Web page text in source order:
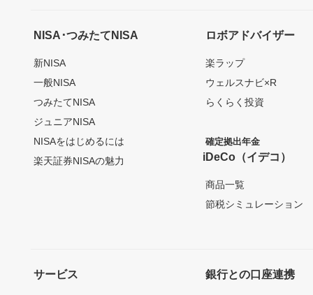
NISA･つみたてNISA
新NISA
一般NISA
つみたてNISA
ジュニアNISA
NISAをはじめるには
楽天証券NISAの魅力
ロボアドバイザー
楽ラップ
ウェルスナビ×R
らくらく投資
確定拠出年金
iDeCo（イデコ）
商品一覧
節税シミュレーション
サービス 銀行との口座連携